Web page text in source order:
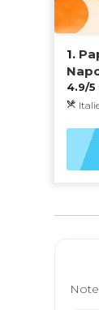
1.
4.9/5